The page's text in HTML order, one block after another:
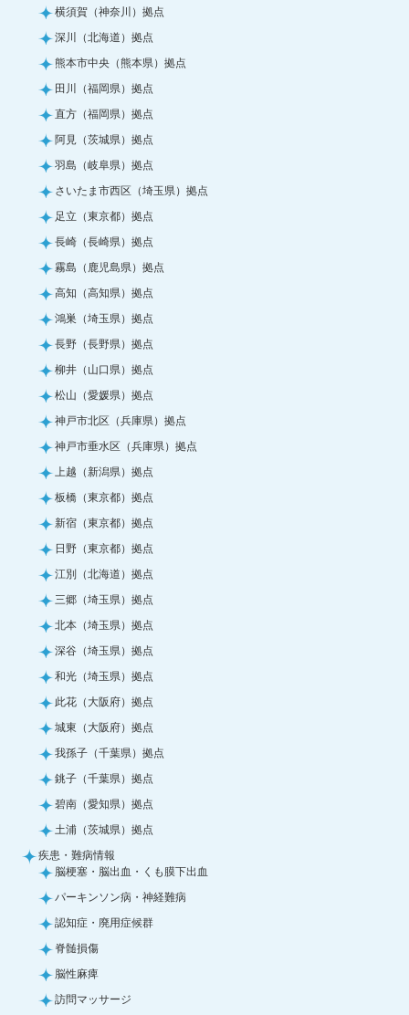
横須賀（神奈川）拠点
深川（北海道）拠点
熊本市中央（熊本県）拠点
田川（福岡県）拠点
直方（福岡県）拠点
阿見（茨城県）拠点
羽島（岐阜県）拠点
さいたま市西区（埼玉県）拠点
足立（東京都）拠点
長崎（長崎県）拠点
霧島（鹿児島県）拠点
高知（高知県）拠点
鴻巣（埼玉県）拠点
長野（長野県）拠点
柳井（山口県）拠点
松山（愛媛県）拠点
神戸市北区（兵庫県）拠点
神戸市垂水区（兵庫県）拠点
上越（新潟県）拠点
板橋（東京都）拠点
新宿（東京都）拠点
日野（東京都）拠点
江別（北海道）拠点
三郷（埼玉県）拠点
北本（埼玉県）拠点
深谷（埼玉県）拠点
和光（埼玉県）拠点
此花（大阪府）拠点
城東（大阪府）拠点
我孫子（千葉県）拠点
銚子（千葉県）拠点
碧南（愛知県）拠点
土浦（茨城県）拠点
疾患・難病情報
脳梗塞・脳出血・くも膜下出血
パーキンソン病・神経難病
認知症・廃用症候群
脊髄損傷
脳性麻痺
訪問マッサージ